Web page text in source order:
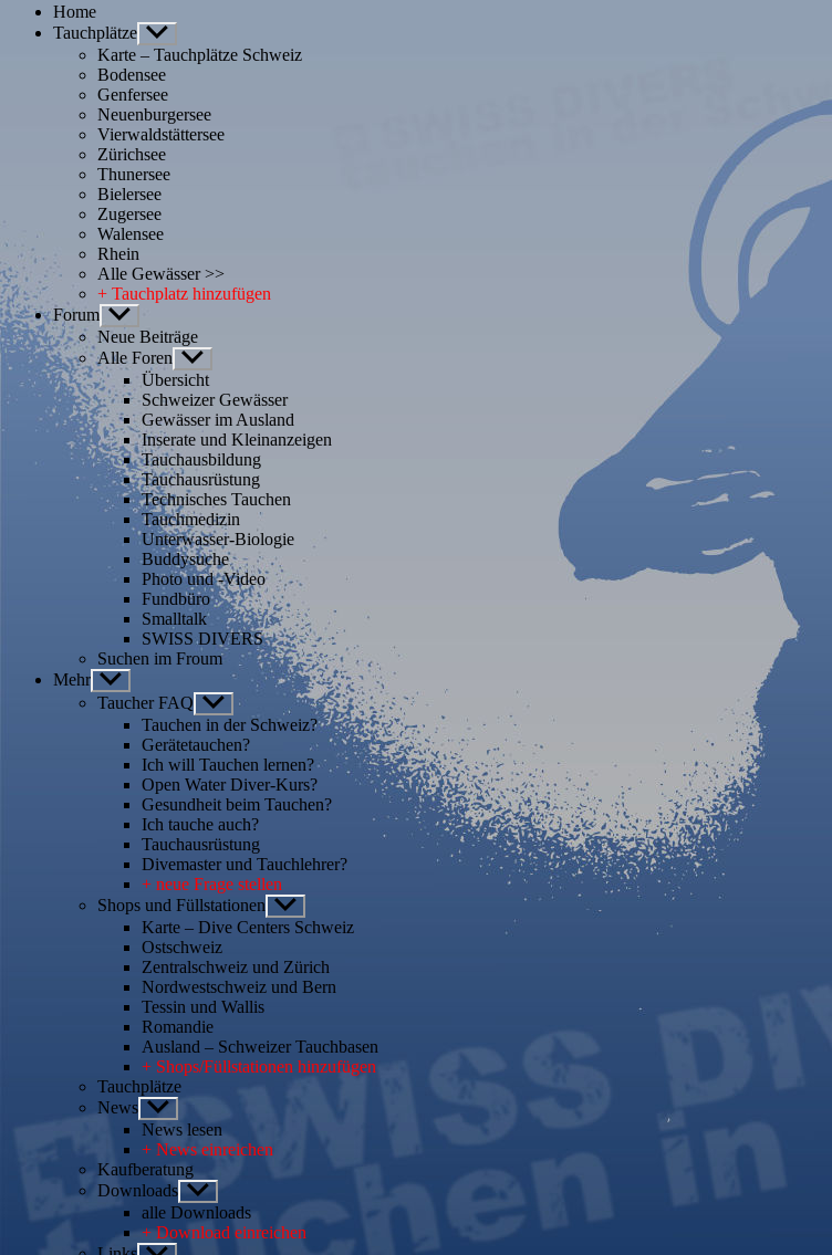
Home
Tauchplätze Untermenü
anzeigen
Karte – Tauchplätze Schweiz
Bodensee
Genfersee
Neuenburgersee
Vierwaldstättersee
Zürichsee
Thunersee
Bielersee
Zugersee
Walensee
Rhein
Alle Gewässer >>
+ Tauchplatz hinzufügen
Forum Untermenü
anzeigen
Neue Beiträge
Alle Foren Untermenü
anzeigen
Übersicht
Schweizer Gewässer
Gewässer im Ausland
Inserate und Kleinanzeigen
Tauchausbildung
Tauchausrüstung
Technisches Tauchen
Tauchmedizin
Unterwasser-Biologie
Buddysuche
Photo und -Video
Fundbüro
Smalltalk
SWISS DIVERS
Suchen im Froum
Mehr Untermenü
anzeigen
Taucher FAQ Untermenü
anzeigen
Tauchen in der Schweiz?
Gerätetauchen?
Ich will Tauchen lernen?
Open Water Diver-Kurs?
Gesundheit beim Tauchen?
Ich tauche auch?
Tauchausrüstung
Divemaster und Tauchlehrer?
+ neue Frage stellen
Shops und Füllstationen Untermenü
anzeigen
Karte – Dive Centers Schweiz
Ostschweiz
Zentralschweiz und Zürich
Nordwestschweiz und Bern
Tessin und Wallis
Romandie
Ausland – Schweizer Tauchbasen
+ Shops/Füllstationen hinzufügen
Tauchplätze
News Untermenü
anzeigen
News lesen
+ News einreichen
Kaufberatung
Downloads Untermenü
anzeigen
alle Downloads
+ Download einreichen